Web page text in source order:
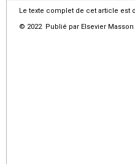
Le texte complet de cet article est
© 2022 Publié par Elsevier